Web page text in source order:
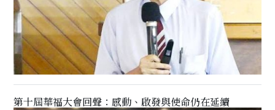
第十屆華福大會回聲：感動、啟發與使命仍在延續